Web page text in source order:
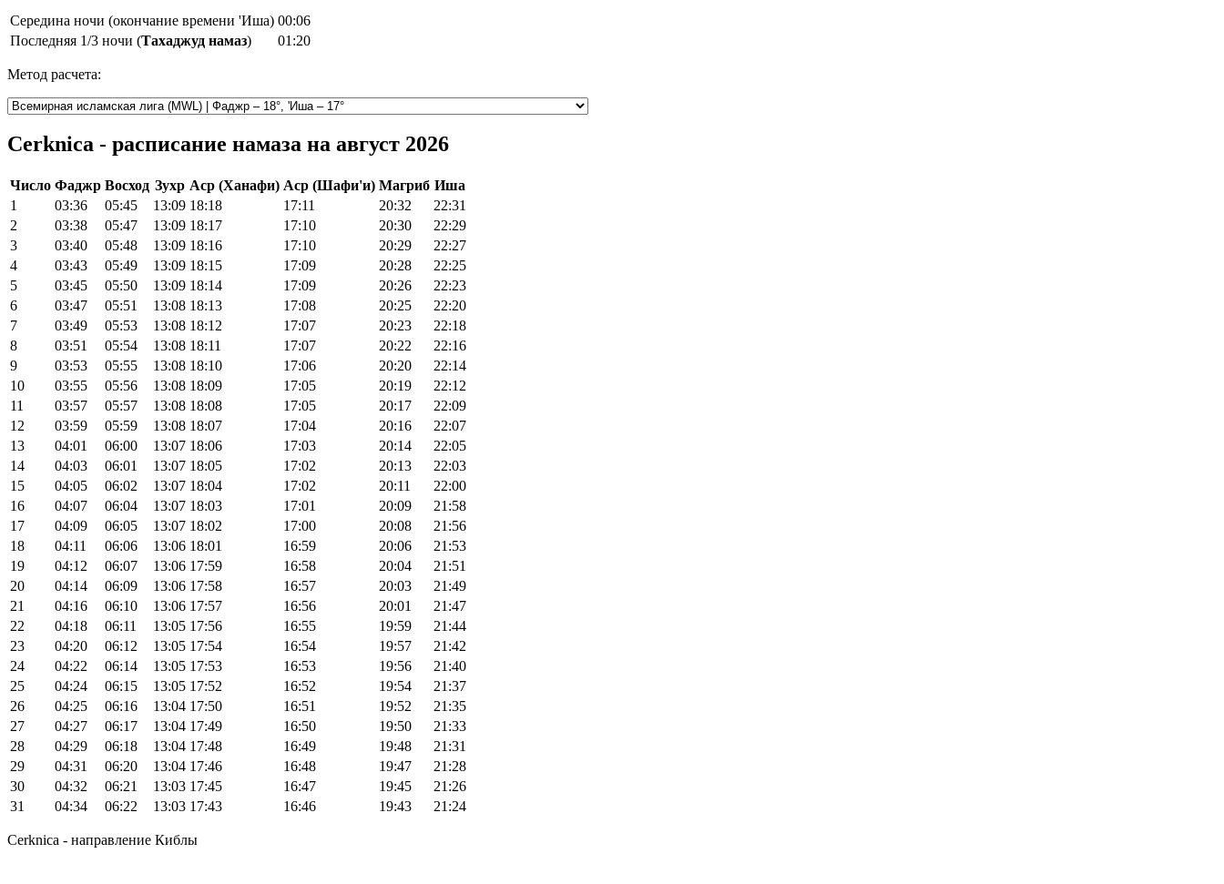
Середина ночи (окончание времени 'Иша) 00:06
Последняя 1/3 ночи (Тахаджуд намаз) 01:20
Метод расчета:
Cerknica - расписание намаза на август 2026
Число Фаджр Восход Зухр Аср (Ханафи) Аср (Шафи'и) Магриб Иша
1
03:36 05:45 13:09 18:18 17:11 20:32
22:31
2
03:38 05:47 13:09 18:17 17:10 20:30
22:29
3
03:40 05:48 13:09 18:16 17:10 20:29
22:27
4
03:43 05:49 13:09 18:15 17:09 20:28
22:25
5
03:45 05:50 13:09 18:14 17:09 20:26
22:23
6
03:47 05:51 13:08 18:13 17:08 20:25
22:20
7
03:49 05:53 13:08 18:12 17:07 20:23
22:18
8
03:51 05:54 13:08 18:11 17:07 20:22
22:16
9
03:53 05:55 13:08 18:10 17:06 20:20
22:14
10
03:55 05:56 13:08 18:09 17:05 20:19
22:12
11
03:57 05:57 13:08 18:08 17:05 20:17
22:09
12
03:59 05:59 13:08 18:07 17:04 20:16
22:07
13
04:01 06:00 13:07 18:06 17:03 20:14
22:05
14
04:03 06:01 13:07 18:05 17:02 20:13
22:03
15
04:05 06:02 13:07 18:04 17:02 20:11
22:00
16
04:07 06:04 13:07 18:03 17:01 20:09
21:58
17
04:09 06:05 13:07 18:02 17:00 20:08
21:56
18
04:11 06:06 13:06 18:01 16:59 20:06
21:53
19
04:12 06:07 13:06 17:59 16:58 20:04
21:51
20
04:14 06:09 13:06 17:58 16:57 20:03
21:49
21
04:16 06:10 13:06 17:57 16:56 20:01
21:47
22
04:18 06:11 13:05 17:56 16:55 19:59
21:44
23
04:20 06:12 13:05 17:54 16:54 19:57
21:42
24
04:22 06:14 13:05 17:53 16:53 19:56
21:40
25
04:24 06:15 13:05 17:52 16:52 19:54
21:37
26
04:25 06:16 13:04 17:50 16:51 19:52
21:35
27
04:27 06:17 13:04 17:49 16:50 19:50
21:33
28
04:29 06:18 13:04 17:48 16:49 19:48
21:31
29
04:31 06:20 13:04 17:46 16:48 19:47
21:28
30
04:32 06:21 13:03 17:45 16:47 19:45
21:26
31
04:34 06:22 13:03 17:43 16:46 19:43 21:24
Cerknica - направление Киблы